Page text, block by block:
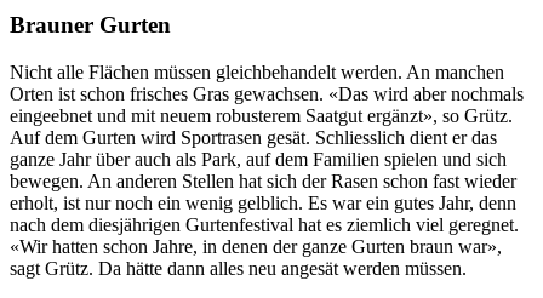
Brauner Gurten
Nicht alle Flächen müssen gleichbehandelt werden. An manchen
Orten ist schon frisches Gras gewachsen. «Das wird aber nochmals
eingeebnet und mit neuem robusterem Saatgut ergänzt», so Grütz.
Auf dem Gurten wird Sportrasen gesät. Schliesslich dient er das
ganze Jahr über auch als Park, auf dem Familien spielen und sich
bewegen. An anderen Stellen hat sich der Rasen schon fast wieder
erholt, ist nur noch ein wenig gelblich. Es war ein gutes Jahr, denn
nach dem diesjährigen Gurtenfestival hat es ziemlich viel geregnet.
«Wir hatten schon Jahre, in denen der ganze Gurten braun war»,
sagt Grütz. Da hätte dann alles neu angesät werden müssen.